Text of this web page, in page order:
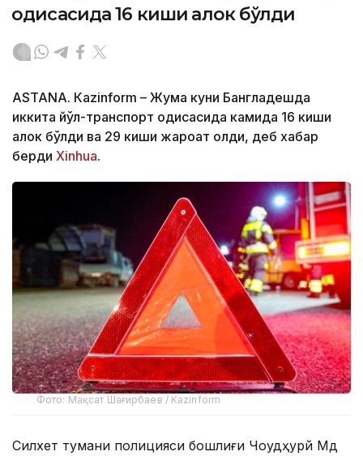
ҳодисасида 16 киши ҳалок бўлди
ASTANА. Кazinform – Жума куни Бангладешда
иккита йўл-транспорт ҳодисасида камида 16 киши
ҳалок бўлди ва 29 киши жароҳат олди, деб хабар
берди Xinhua.
Фото: Мақсат Шағирбаев / Kazinform
Силхет тумани полицияси бошлиғи Чоудҳурй Мд